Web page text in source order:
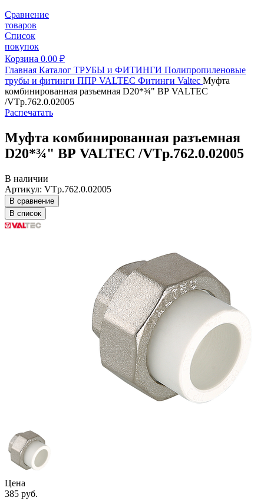
Сравнение
товаров
Список
покупок
Корзина 0.00 ₽
Главная Каталог ТРУБЫ и ФИТИНГИ Полипропиленовые
трубы и фитинги ППР VALTEC Фитинги Valtec Муфта
комбинированная разъемная D20*¾" ВР VALTEC
/VTp.762.0.02005
Распечатать
Муфта комбинированная разъемная
D20*¾" ВР VALTEC /VTp.762.0.02005
В наличии
Артикул: VTp.762.0.02005
В сравнение
В список
Цена
385 руб.